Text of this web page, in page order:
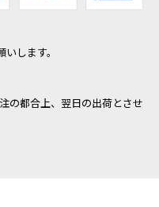
します。
の都合上、翌日の出荷とさせ